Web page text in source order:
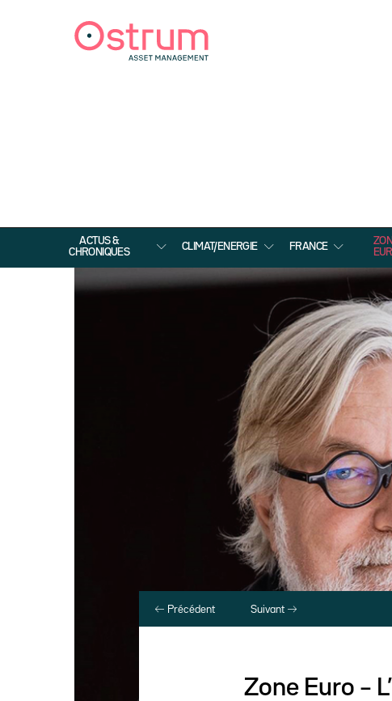
ACTUS &
CHRONIQUES
CLIMAT/ENERGIE FRANCE
Précédent Suivant
Zone Euro –